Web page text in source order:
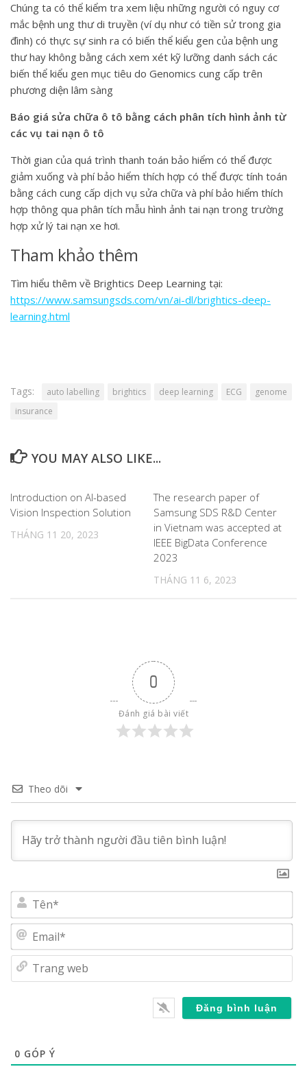
Chúng ta có thể kiểm tra xem liệu những người có nguy cơ
mắc bệnh ung thư di truyền (ví dụ như có tiền sử trong gia
đình) có thực sự sinh ra có biến thể kiểu gen của bệnh ung
thư hay không bằng cách xem xét kỹ lưỡng danh sách các
biến thể kiểu gen mục tiêu do Genomics cung cấp trên
phương diện lâm sàng
Báo giá sửa chữa ô tô bằng cách phân tích hình ảnh từ
các vụ tai nạn ô tô
Thời gian của quá trình thanh toán bảo hiểm có thể được
giảm xuống và phí bảo hiểm thích hợp có thể được tính toán
bằng cách cung cấp dịch vụ sửa chữa và phí bảo hiểm thích
hợp thông qua phân tích mẫu hình ảnh tai nạn trong trường
hợp xử lý tai nạn xe hơi.
Tham khảo thêm
Tìm hiểu thêm về Brightics Deep Learning tại:
https://www.samsungsds.com/vn/ai-dl/brightics-deep-
learning.html
Tags: auto labelling brightics deep learning ECG
genome
insurance
YOU MAY ALSO LIKE...
Introduction on AI-based
Vision Inspection Solution
THÁNG 11 20, 2023
The research paper of
Samsung SDS R&D Center
in Vietnam was accepted at
IEEE BigData Conference
2023
THÁNG 11 6, 2023
0
Đánh giá bài viết
Theo dõi
0 GÓP Ý